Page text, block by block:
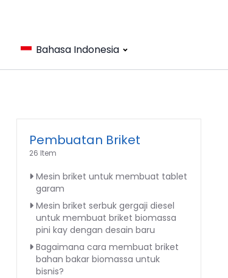
Bahasa Indonesia
Pembuatan Briket
26 Item
Mesin briket untuk membuat tablet
garam
Mesin briket serbuk gergaji diesel
untuk membuat briket biomassa
pini kay dengan desain baru
Bagaimana cara membuat briket
bahan bakar biomassa untuk
bisnis?